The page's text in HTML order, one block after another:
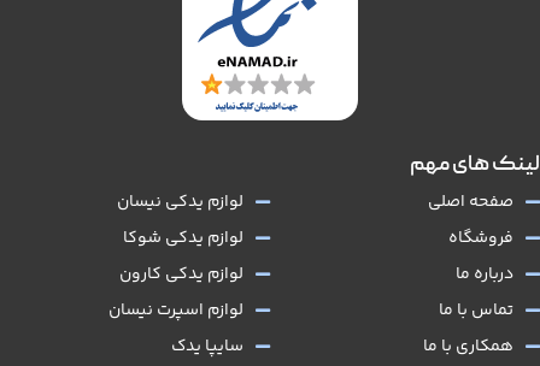
لینک های مهم
صفحه اصلی
فروشگاه
درباره ما
تماس با ما
همکاری با ما
لوازم یدکی نیسان
لوازم یدکی شوکا
لوازم یدکی کارون
لوازم اسپرت نیسان
سایپا یدک